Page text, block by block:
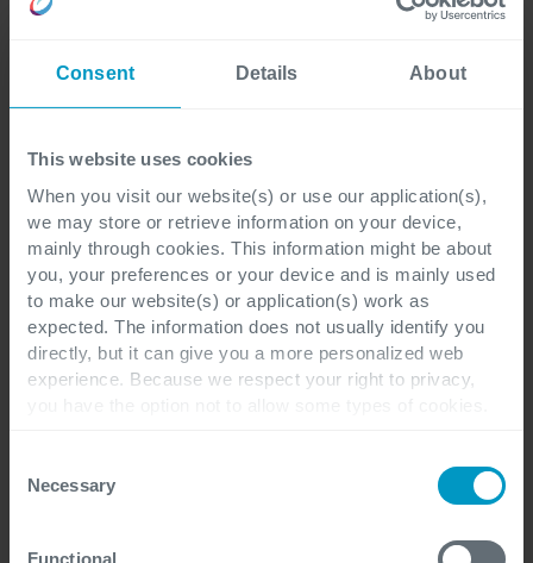
Consent Details About
This website uses cookies
When you visit our website(s) or use our application(s),
we may store or retrieve information on your device,
mainly through cookies. This information might be about
you, your preferences or your device and is mainly used
to make our website(s) or application(s) work as
expected. The information does not usually identify you
directly, but it can give you a more personalized web
experience. Because we respect your right to privacy,
you disable certain cookies, you should be aware that
certain website or application elements may be impacted
and interfere with your experience of the website and the
Selection
Necessary
Functional
Commenti
Dichiaro di aver letto l'informativa privacy
saranno trattati per rispondere alla mia